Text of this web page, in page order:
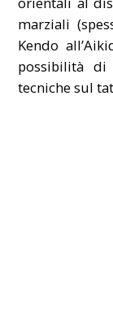
marziali
Kendo
possibilità di
tecniche sul